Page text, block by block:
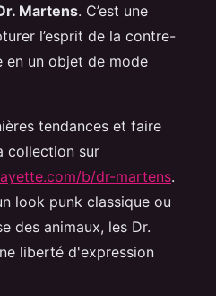
Martens. C’est une
l’esprit de la contre-
en un objet de mode
tendances et faire
collection sur
b/dr-martens.
look punk classique ou
des animaux, les Dr.
liberté d'expression